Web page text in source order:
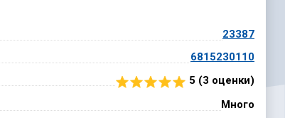
23387
6815230110
5 (3 оценки)
Много